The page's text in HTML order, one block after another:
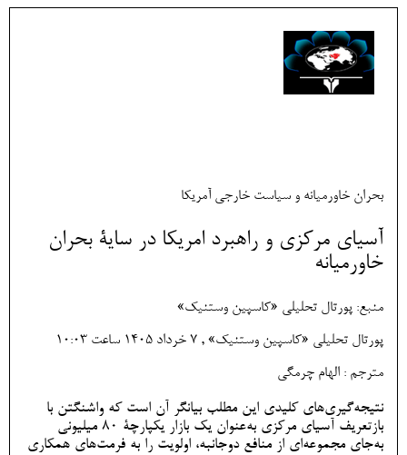
بحران خاورمیانه و سیاست خارجی آمریکا
آسیای مرکزی و راهبرد امریکا در سایۀ بحران
خاورمیانه
منبع: پورتال تحلیلی «کاسپین وستنیک»
پورتال تحلیلی «کاسپین وستنیک» , 7 خرداد 1405 ساعت 10:03
مترجم : الهام چرمگی
نتیجه‌گیری‌های کلیدی این مطلب بیانگر آن است که واشنگتن با
بازتعریف آسیای مرکزی به‌عنوان یک بازار یکپارچۀ ۸۰ میلیونی
به‌جای مجموعه‌ای از منافع دوجانبه، اولویت را به فرمت‌های همکاری